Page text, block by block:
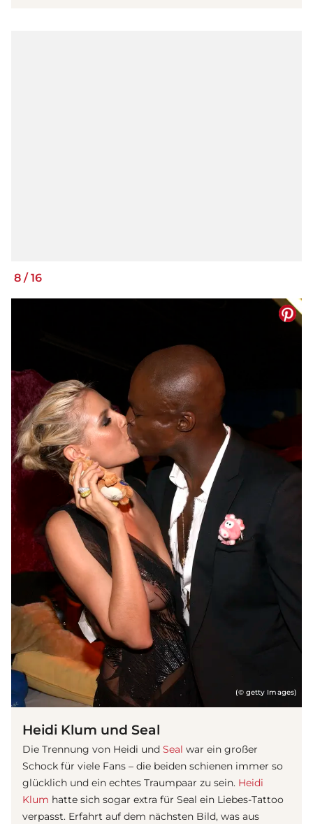
8 /16
(© getty Images)
Heidi Klum und Seal
Die Trennung von Heidi und Seal war ein großer
Schock für viele Fans – die beiden schienen immer so
glücklich und ein echtes Traumpaar zu sein. Heidi
Klum hatte sich sogar extra für Seal ein Liebes-Tattoo
verpasst. Erfahrt auf dem nächsten Bild, was aus